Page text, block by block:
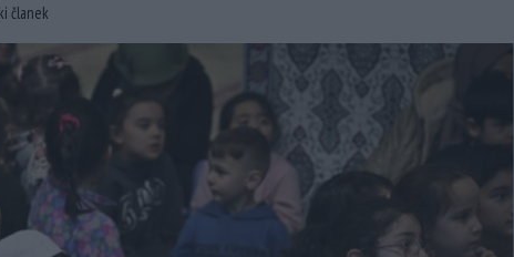
članek